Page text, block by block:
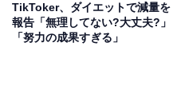
TikToker、ダイエットで減量を
報告「無理してない?大丈夫?」
「努力の成果すぎる」